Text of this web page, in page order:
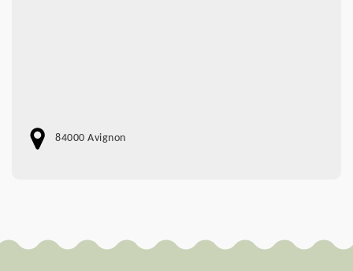
84000 Avignon